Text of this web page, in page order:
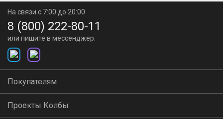
На связи с 7:00 до 20:00
8 (800) 222-80-11
или пишите в мессенджер:
Покупателям
Проекты Колбы